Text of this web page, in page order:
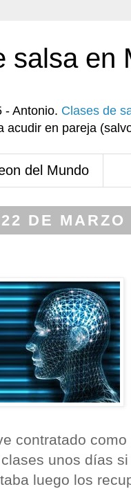
salsa en
- Antonio. Clases de
acudir en pareja
del Mundo
DE
contratado
unos días
luego los